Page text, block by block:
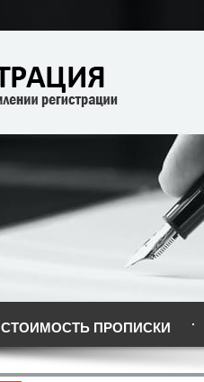
СТОИМОСТЬ ПРОПИСКИ